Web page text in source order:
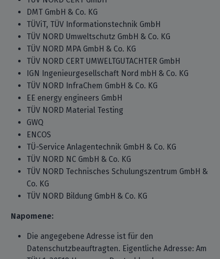
DMT GmbH & Co. KG
TÜViT, TÜV Informationstechnik GmbH
TÜV NORD Umweltschutz GmbH & Co. KG
TÜV NORD MPA GmbH & Co. KG
TÜV NORD CERT UMWELTGUTACHTER GmbH
IGN Ingenieurgesellschaft Nord mbH & Co. KG
TÜV NORD InfraChem GmbH & Co. KG
EE energy engineers GmbH
TÜV NORD Material Testing
GWQ
ENCOS
TÜ-Service Anlagentechnik GmbH & Co. KG
TÜV NORD NC GmbH & Co. KG
TÜV NORD Technisches Schulungszentrum GmbH &
Co. KG
TÜV NORD Bildung GmbH & Co. KG
Napomene:
Die angegebene Adresse ist für den
Datenschutzbeauftragten. Eigentliche Adresse: Am